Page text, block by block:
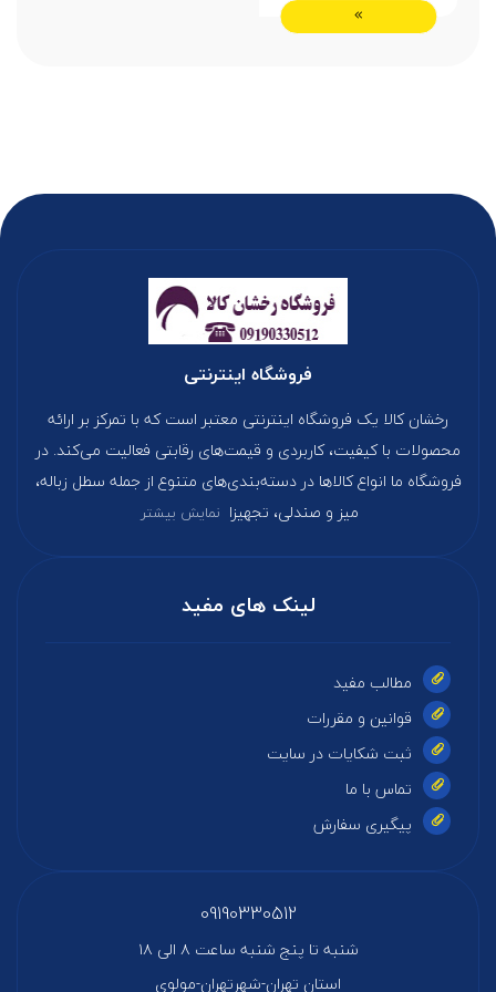
فروشگاه اینترنتی
رخشان کالا یک فروشگاه اینترنتی معتبر است که با تمرکز بر ارائه
محصولات با کیفیت، کاربردی و قیمت‌های رقابتی فعالیت می‌کند. در
فروشگاه ما انواع کالاها در دسته‌بندی‌های متنوع از جمله سطل زباله،
میز و صندلی، تجهیزا نمایش بیشتر
لینک های مفید
مطالب مفید
قوانین و مقررات
ثبت شکایات در سایت
تماس با ما
پیگیری سفارش
09190330512
شنبه تا پنج شنبه ساعت ۸ الی ۱۸
استان تهران-شهرتهران-مولوی